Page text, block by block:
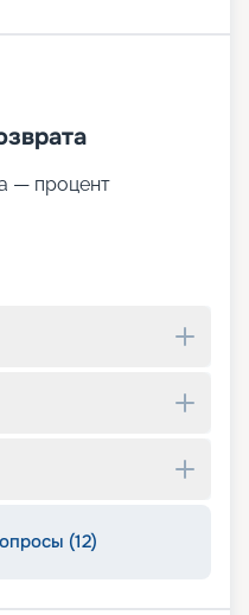
— процент
(12)